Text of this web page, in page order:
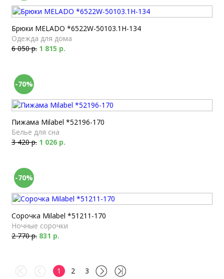
Брюки MELADO *6522W-50103.1H-134
Одежда для дома
6 050 р. 1 815 р.
-70%
Пижама Milabel *52196-170
Белье для сна
3 420 р. 1 026 р.
-70%
Сорочка Milabel *51211-170
Ночные сорочки
2 770 р. 831 р.
1 2 3